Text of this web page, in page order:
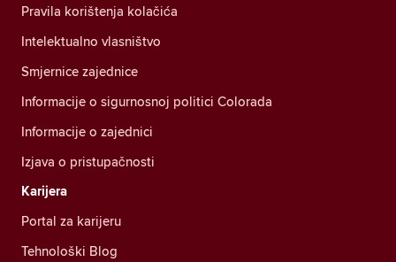
Pravila korištenja kolačića
Intelektualno vlasništvo
Smjernice zajednice
Informacije o sigurnosnoj politici Colorada
Informacije o zajednici
Izjava o pristupačnosti
Karijera
Portal za karijeru
Tehnološki Blog